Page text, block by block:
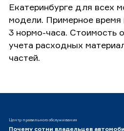
Екатеринбурге для всех
модели. Примерное время
3 нормо-часа. Стоимость
учета расходных
частей.
Центр правильного обслуживания
Почему сотни владельцев